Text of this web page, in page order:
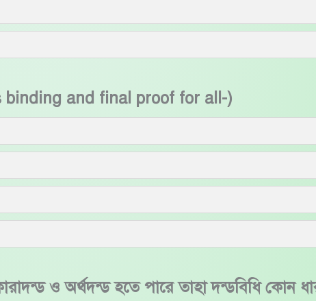
binding and final proof for all-)
ও অর্থদন্ড হতে পারে তাহা দন্ডবিধি কোন